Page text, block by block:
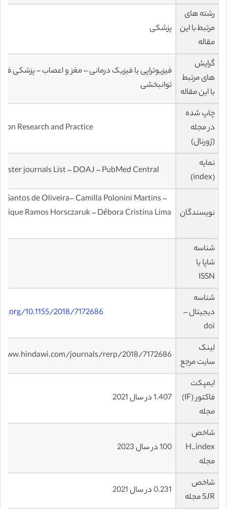
رشته های
مرتبط با این
مقاله
پزشکی
گرایش
های مرتبط
با این مقاله
فیزیوتراپی یا فیزیک درمانی – مغز و اعصاب – پزشکی
توانبخشی
چاپ شده
در مجله
(ژورنال)
Research and Practice
نمایه
(index)
journals List – DOAJ – PubMed Central
نویسندگان
Santos de Oliveira- Camilla Polonini Martins –
Ramos Horsczaruk – Débora Cristina Lima
شناسه
شاپا یا
ISSN
شناسه
دیجیتال –
doi
10.1155/2018/7172686
لینک
سایت مرجع
journals/rerp/2018/7172686/
ایمپکت
فاکتور (IF)
مجله
1.407 در سال 2021
شاخص
H_index
مجله
100 در سال 2023
شاخص
SJR مجله
0.231 در سال 2021